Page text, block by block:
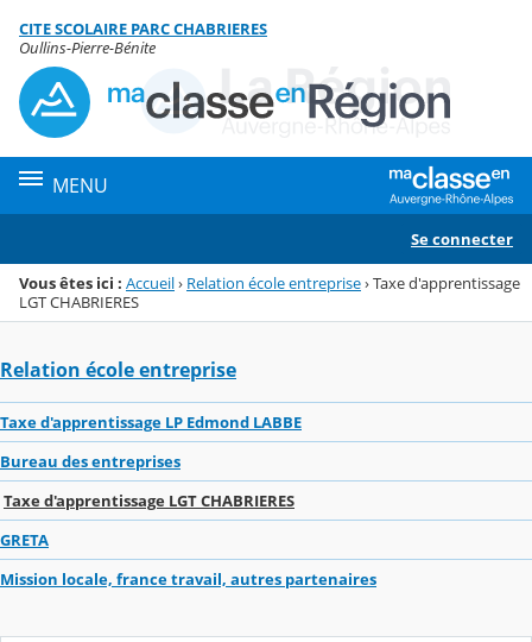
Menu de la rubrique
Contenu
CITE SCOLAIRE PARC CHABRIERES
Oullins-Pierre-Bénite
MENU
Se connecter
Vous êtes ici : Accueil› Relation école entreprise›Taxe d'apprentissage
LGT CHABRIERES
Relation école entreprise
Taxe d'apprentissage LP Edmond LABBE
Bureau des entreprises
Taxe d'apprentissage LGT CHABRIERES
GRETA
Mission locale, france travail, autres partenaires